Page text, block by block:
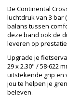
De Continental
luchtdruk van 3 bar
balans tussen
deze band ook de
leveren op
Upgrade je
29 x 2.30" / 58-622
uitstekende grip en
jou te helpen je
beleven.